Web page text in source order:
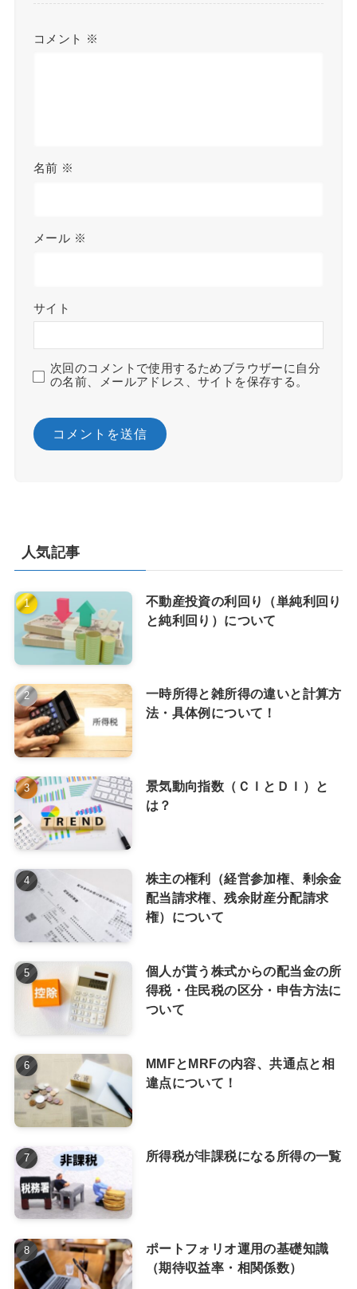
コメント ※
名前 ※
メール ※
サイト
次回のコメントで使用するためブラウザーに自分
の名前、メールアドレス、サイトを保存する。
人気記事
不動産投資の利回り（単純利回り
と純利回り）について
一時所得と雑所得の違いと計算方
法・具体例について！
景気動向指数（ＣＩとＤＩ）と
は？
株主の権利（経営参加権、剰余金
配当請求権、残余財産分配請求
権）について
個人が貰う株式からの配当金の所
得税・住民税の区分・申告方法に
ついて
MMFとMRFの内容、共通点と相
違点について！
所得税が非課税になる所得の一覧
ポートフォリオ運用の基礎知識
（期待収益率・相関係数）